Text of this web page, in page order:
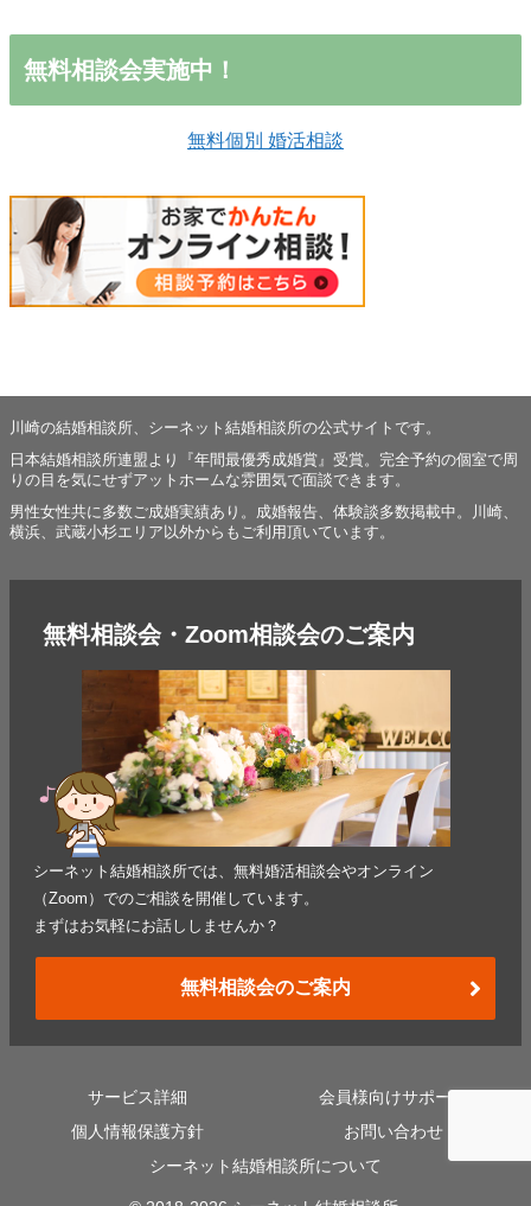
無料相談会実施中！
無料個別 婚活相談
川崎の結婚相談所、シーネット結婚相談所の公式サイトです。
日本結婚相談所連盟より『年間最優秀成婚賞』受賞。完全予約の個室で周
りの目を気にせずアットホームな雰囲気で面談できます。
男性女性共に多数ご成婚実績あり。成婚報告、体験談多数掲載中。川崎、
横浜、武蔵小杉エリア以外からもご利用頂いています。
無料相談会・Zoom相談会のご案内
シーネット結婚相談所では、無料婚活相談会やオンライン
（Zoom）でのご相談を開催しています。
まずはお気軽にお話ししませんか？
無料相談会のご案内
サービス詳細
会員様向けサポート
個人情報保護方針
お問い合わせ
シーネット結婚相談所について